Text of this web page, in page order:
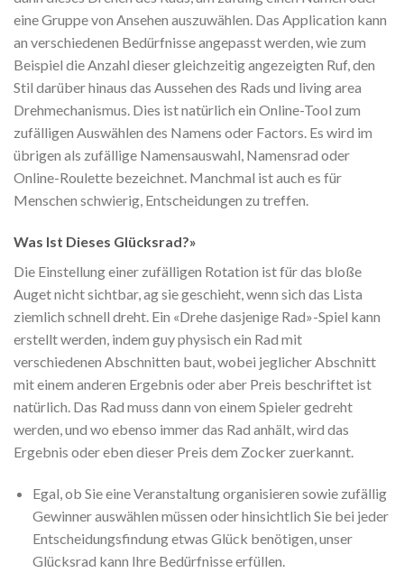
eine Gruppe von Ansehen auszuwählen. Das Application kann
an verschiedenen Bedürfnisse angepasst werden, wie zum
Beispiel die Anzahl dieser gleichzeitig angezeigten Ruf, den
Stil darüber hinaus das Aussehen des Rads und living area
Drehmechanismus. Dies ist natürlich ein Online-Tool zum
zufälligen Auswählen des Namens oder Factors. Es wird im
übrigen als zufällige Namensauswahl, Namensrad oder
Online-Roulette bezeichnet. Manchmal ist auch es für
Menschen schwierig, Entscheidungen zu treffen.
Was Ist Dieses Glücksrad?»
Die Einstellung einer zufälligen Rotation ist für das bloße
Auget nicht sichtbar, ag sie geschieht, wenn sich das Lista
ziemlich schnell dreht. Ein «Drehe dasjenige Rad»-Spiel kann
erstellt werden, indem guy physisch ein Rad mit
verschiedenen Abschnitten baut, wobei jeglicher Abschnitt
mit einem anderen Ergebnis oder aber Preis beschriftet ist
natürlich. Das Rad muss dann von einem Spieler gedreht
werden, und wo ebenso immer das Rad anhält, wird das
Ergebnis oder eben dieser Preis dem Zocker zuerkannt.
Egal, ob Sie eine Veranstaltung organisieren sowie zufällig
Gewinner auswählen müssen oder hinsichtlich Sie bei jeder
Entscheidungsfindung etwas Glück benötigen, unser
Glücksrad kann Ihre Bedürfnisse erfüllen.